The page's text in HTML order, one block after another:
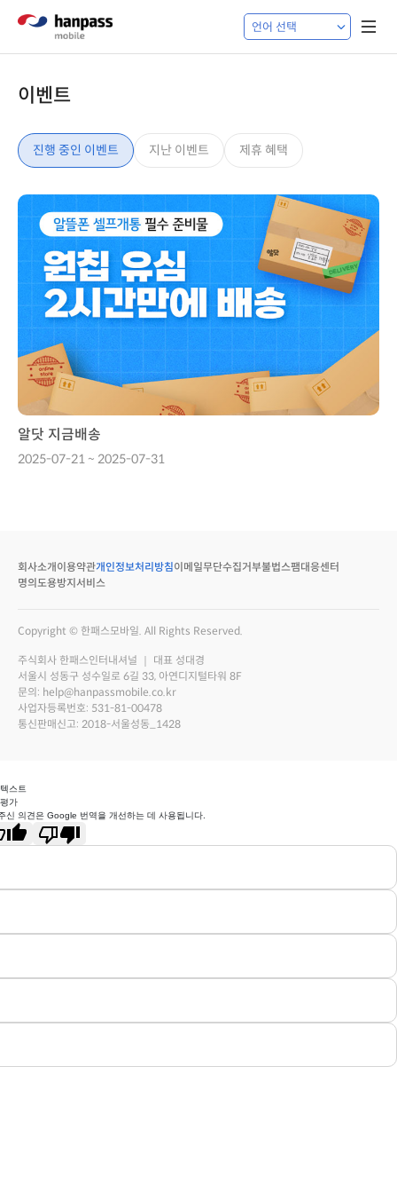
이벤트
진행 중인 이벤트 지난 이벤트 제휴 혜택
알닷 지금배송
2025-07-21 ~ 2025-07-31
회사소개 이용약관개인정보처리방침이메일무단수집거부불법스팸대응센터
명의도용방지서비스
Copyright © 한패스모바일. All Rights Reserved.
주식회사 한패스인터내셔널 ｜ 대표 성대경
서울시 성동구 성수일로 6길 33, 아연디지털타워 8F
문의: help@hanpassmobile.co.kr
사업자등록번호: 531-81-00478
통신판매신고: 2018-서울성동_1428
스트
가
신 의견은 Google 번역을 개선하는 데 사용됩니다.